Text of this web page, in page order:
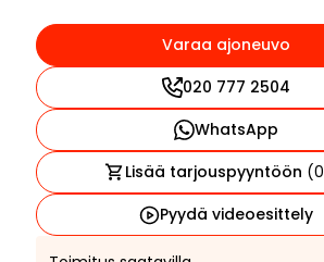
Varaa ajoneuvo
020 777 2504
WhatsApp
Lisää tarjouspyyntöön (0
Pyydä videoesittely